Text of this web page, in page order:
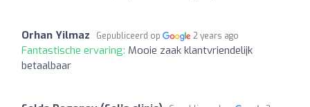
Orhan Yilmaz Gepubliceerd op 2 years ago
Fantastische ervaring: Mooie zaak klantvriendelijk
betaalbaar